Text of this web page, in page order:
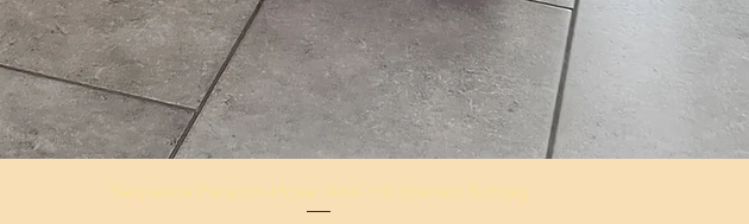
Schnellansicht
Bequeme Palazzo-Hose ‘Ana’ mit breitem Schlag